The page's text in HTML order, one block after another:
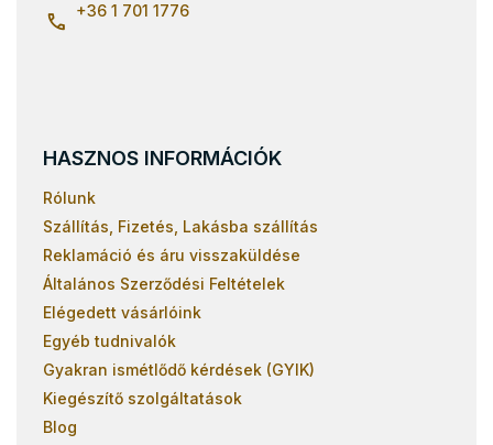
+36 1 701 1776
HASZNOS INFORMÁCIÓK
Rólunk
Szállítás, Fizetés, Lakásba szállítás
Reklamáció és áru visszaküldése
Általános Szerződési Feltételek
Elégedett vásárlóink
Egyéb tudnivalók
Gyakran ismétlődő kérdések (GYIK)
Kiegészítő szolgáltatások
Blog